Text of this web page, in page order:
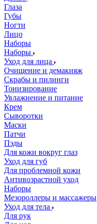
Глаза
Губы
Ногти
Лицо
Наборы
Наборы
Уход для лица
Очищение и демакияж
Скрабы и пилинги
Тонизирование
Увлажнение и питание
Крем
Сыворотки
Маски
Патчи
Пэды
Для кожи вокруг глаз
Уход для губ
Для проблемной кожи
Антивозрастной уход
Наборы
Мезороллеры и массажеры
Уход для тела
Для рук